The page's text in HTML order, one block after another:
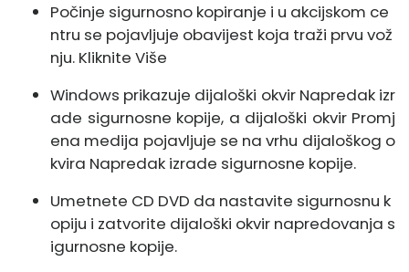
Počinje sigurnosno kopiranje i u akcijskom ce
ntru se pojavljuje obavijest koja traži prvu vož
nju. Kliknite Više
Windows prikazuje dijaloški okvir Napredak izr
ade sigurnosne kopije, a dijaloški okvir Promj
ena medija pojavljuje se na vrhu dijaloškog o
kvira Napredak izrade sigurnosne kopije.
Umetnete CD DVD da nastavite sigurnosnu k
opiju i zatvorite dijaloški okvir napredovanja s
igurnosne kopije.